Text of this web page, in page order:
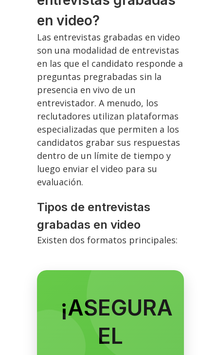
en video?
Las entrevistas grabadas en video
son una modalidad de entrevistas
en las que el candidato responde a
preguntas pregrabadas sin la
presencia en vivo de un
entrevistador. A menudo, los
reclutadores utilizan plataformas
especializadas que permiten a los
candidatos grabar sus respuestas
dentro de un límite de tiempo y
luego enviar el video para su
evaluación.
Tipos de entrevistas
grabadas en video
Existen dos formatos principales:
¡ASEGURA
EL